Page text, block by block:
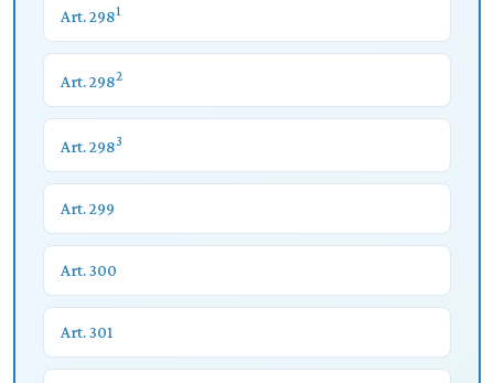
Art. 2981
Art. 2982
Art. 2983
Art. 299
Art. 300
Art. 301